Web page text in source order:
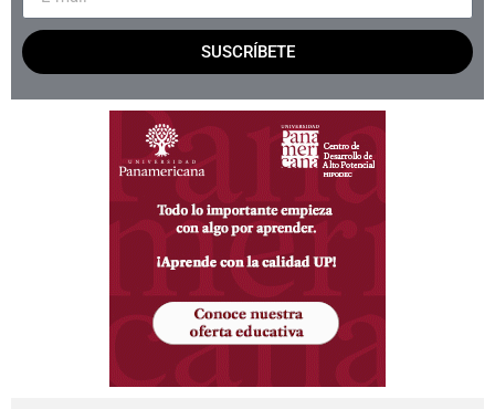
SUSCRÍBETE